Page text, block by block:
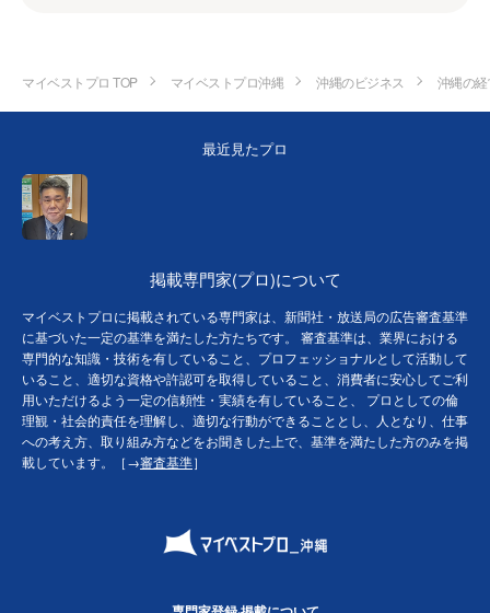
マイベストプロ TOP マイベストプロ沖縄 沖縄のビジネス 沖縄の
最近見たプロ
掲載専門家(プロ)について
マイベストプロに掲載されている専門家は、新聞社・放送局の広告審査基準
に基づいた一定の基準を満たした方たちです。 審査基準は、業界における
専門的な知識・技術を有していること、プロフェッショナルとして活動して
いること、適切な資格や許認可を取得していること、消費者に安心してご利
用いただけるよう一定の信頼性・実績を有していること、 プロとしての倫
理観・社会的責任を理解し、適切な行動ができることとし、人となり、仕事
への考え方、取り組み方などをお聞きした上で、基準を満たした方のみを掲
載しています。［→審査基準］